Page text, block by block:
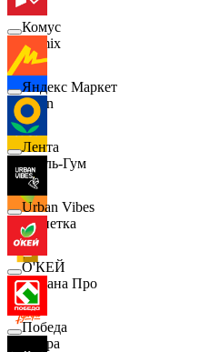
Demix
Ozon
Бубль-Гум
Монетка
Лемана Про
7 утра
Комус
Яндекс Маркет
Лента
Urban Vibes
О'КЕЙ
Победа